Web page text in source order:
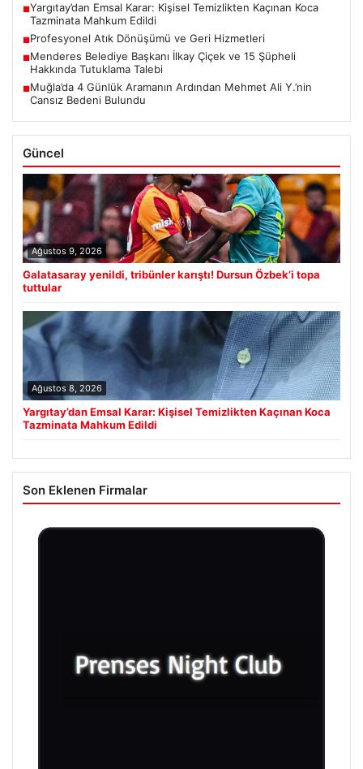
■Yargıtay’dan Emsal Karar: Kişisel Temizlikten Kaçınan Koca
Tazminata Mahkum Edildi
■Profesyonel Atık Dönüşümü ve Geri Hizmetleri
■Menderes Belediye Başkanı İlkay Çiçek ve 15 Şüpheli
Hakkında Tutuklama Talebi
■Muğla’da 4 Günlük Aramanın Ardından Mehmet Ali Y.’nin
Cansız Bedeni Bulundu
Güncel
Ağustos 9, 2026
Galatasaray yenildi, tribünler karıştı! Dursun Özbek’i topa
tuttular
Ağustos 8, 2026
Yargıtay’dan Emsal Karar: Kişisel Temizlikten Kaçınan Koca
Tazminata Mahkum Edildi
Son Eklenen Firmalar